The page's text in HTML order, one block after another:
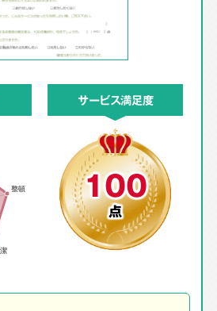
サービス満足度
100
点